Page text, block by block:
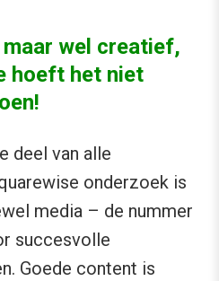
wel creatief,
hoeft het niet
deel van alle
onderzoek is
media – de nummer
succesvolle
Goede content is